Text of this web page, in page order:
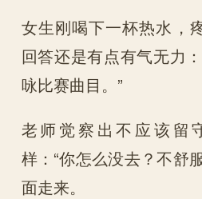
女生刚喝下一杯热水，
回答还是有点有气无力
咏比赛曲目。”
老师觉察出不应该留
样：“你怎么没去？不舒
面走来。